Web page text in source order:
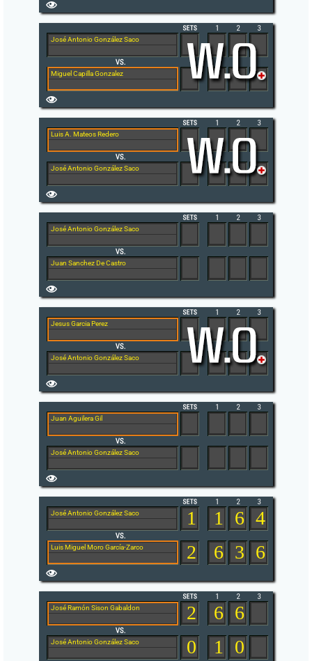
José Antonio González Saco
Miguel Capilla Gonzalez
Luis A. Mateos Redero
José Antonio González Saco
José Antonio González Saco
Juan Sanchez De Castro
Jesus Garcia Perez
José Antonio González Saco
Juan Aguilera Gil
José Antonio González Saco
José Antonio González Saco
Luis Miguel Moro García-Zarco
1
2
1 6 4
6 3 6
José Ramón Sison Gabaldon
José Antonio González Saco
2
0
6 6
1
0